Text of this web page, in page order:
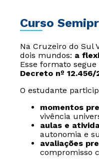
Curso
Na Cruzeiro do Sul
dois mundos: a
Esse formato
Decreto nº 12.456/
O estudante
momentos
vivência
aulas e
autonomia e
avaliações
compromisso